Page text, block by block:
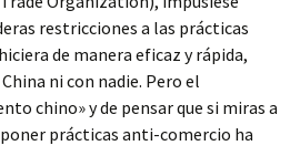
restricciones a las prácticas
de manera eficaz y rápida,
ni con nadie. Pero el
chino» y de pensar que si miras a
prácticas anti-comercio ha